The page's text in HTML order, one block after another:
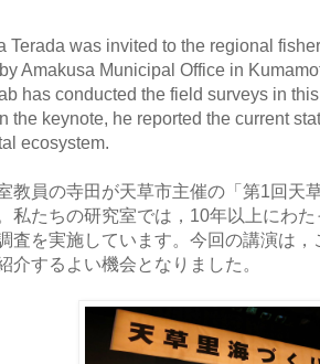
Terada was invited to the regional
Amakusa Municipal Office in
has conducted the field surveys in
the keynote, he reported the current
ecosystem.
教員の寺田が天草市主催の「第1回天
私たちの研究室では，10年以上にわ
査を実施しています。今回の講演は
介するよい機会となりました。